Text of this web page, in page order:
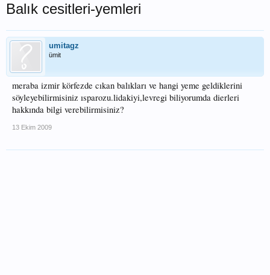
Balık cesitleri-yemleri
umitagz
ümit
meraba izmir körfezde cıkan balıkları ve hangi yeme geldiklerini
söyleyebilirmisiniz ısparozu.lidakiyi,levregi biliyorumda dierleri
hakkında bilgi verebilirmisiniz?
13 Ekim 2009